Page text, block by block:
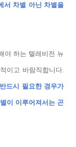
서 차별 아닌 차별을
야 하는 텔레비전 뉴
이고 바람직합니다.
드시 필요한 경우가
이 이루어져서는 곤